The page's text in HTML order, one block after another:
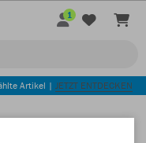
1
Artikel | JETZT ENTDECKEN